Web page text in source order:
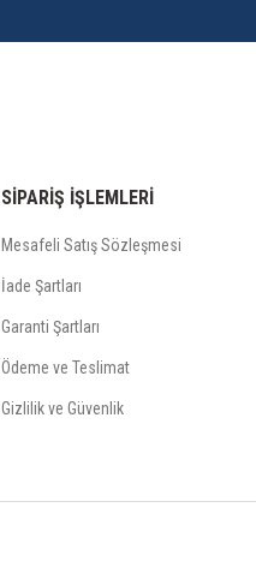
SİPARİŞ İŞLEMLERİ
Mesafeli Satış Sözleşmesi
İade Şartları
Garanti Şartları
Ödeme ve Teslimat
Gizlilik ve Güvenlik